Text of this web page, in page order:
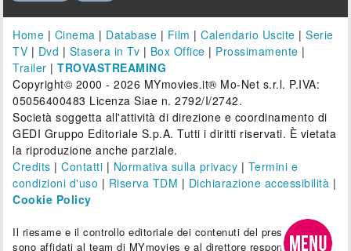
Home | Cinema | Database | Film |Calendario Uscite |Serie
TV | Dvd | Stasera in Tv | Box Office | Prossimamente |
Trailer |TROVASTREAMING
Copyright© 2000 - 2026 MYmovies.it® Mo-Net s.r.l. P.IVA:
05056400483 Licenza Siae n. 2792/I/2742.
Società soggetta all'attività di direzione e coordinamento di
GEDI Gruppo Editoriale S.p.A. Tutti i diritti riservati. È vietata
la riproduzione anche parziale.
Credits |Contatti | Normativa sulla privacy | Termini e
condizioni d'uso | Riserva TDM | Dichiarazione accessibilità |
Cookie Policy
Il riesame e il controllo editoriale dei contenuti del presente sito
sono affidati al team di MYmovies e al direttore responsabile.